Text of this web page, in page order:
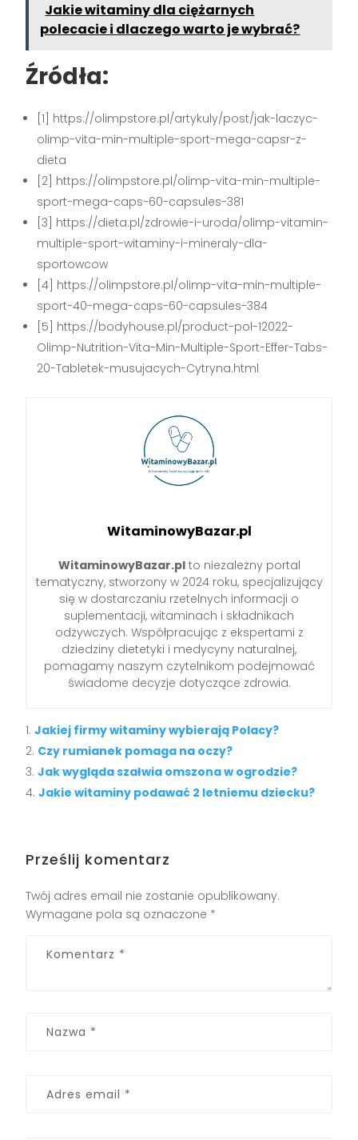
Jakie witaminy dla ciężarnych
polecacie i dlaczego warto je wybrać?
Źródła:
[1] https://olimpstore.pl/artykuly/post/jak-laczyc-
olimp-vita-min-multiple-sport-mega-capsr-z-
dieta
[2] https://olimpstore.pl/olimp-vita-min-multiple-
sport-mega-caps-60-capsules-381
[3] https://dieta.pl/zdrowie-i-uroda/olimp-vitamin-
multiple-sport-witaminy-i-mineraly-dla-
sportowcow
[4] https://olimpstore.pl/olimp-vita-min-multiple-
sport-40-mega-caps-60-capsules-384
[5] https://bodyhouse.pl/product-pol-12022-
Olimp-Nutrition-Vita-Min-Multiple-Sport-Effer-Tabs-
20-Tabletek-musujacych-Cytryna.html
WitaminowyBazar.pl
WitaminowyBazar.plto niezależny portal
tematyczny, stworzony w 2024 roku, specjalizujący
się w dostarczaniu rzetelnych informacji o
suplementacji, witaminach i składnikach
odżywczych. Współpracując z ekspertami z
dziedziny dietetyki i medycyny naturalnej,
pomagamy naszym czytelnikom podejmować
świadome decyzje dotyczące zdrowia.
Jakiej firmy witaminy wybierają Polacy?
Czy rumianek pomaga na oczy?
Jak wygląda szałwia omszona w ogrodzie?
Jakie witaminy podawać 2 letniemu dziecku?
Prześlij komentarz
Twój adres email nie zostanie opublikowany.
Wymagane pola są oznaczone *